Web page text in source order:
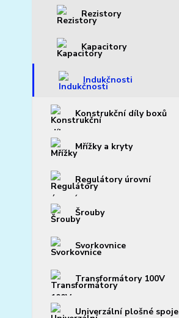
Rezistory
Kapacitory
Indukčnosti
Konstrukční díly boxů
Mřížky a kryty
Regulátory úrovní
Šrouby
Svorkovnice
Transformátory 100V
Univerzální plošné spoje